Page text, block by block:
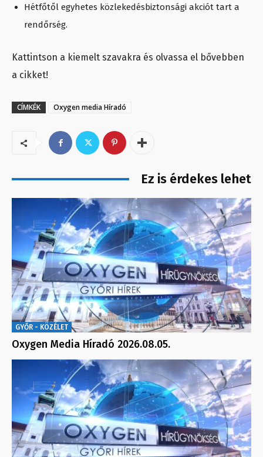
Hétfőtől egyhetes közlekedésbiztonsági akciót tart a
rendőrség.
Kattintson a kiemelt szavakra és olvassa el bővebben
a cikket!
CÍMKÉK Oxygen media Híradó
Ez is érdekes lehet
GYŐR - KÖZÉLET
Oxygen Media Híradó 2026.08.05.